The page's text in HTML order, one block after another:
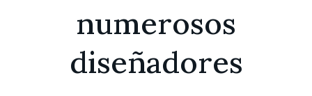
numerosos
diseñadores